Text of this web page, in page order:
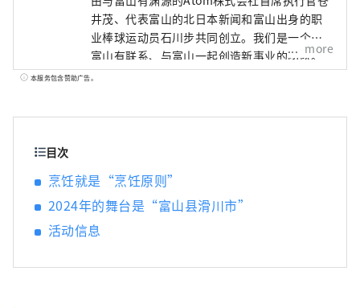
井茂、代表富山的北日本新闻和富山出身的职
业棒球运动员石川步共同创立。我们是一个与
富山有联系、与富山一起创造新事业的团队。
如果将“地区振兴”定义为利用日本各地区的
根结底，主角是“人”，我相信多元化的人混
合在一起会增强富山的吸引力。
more
本服务包含赞助广告。
目次
烹饪就是“烹饪原则”
2024年的舞台是“富山县滑川市”
活动信息